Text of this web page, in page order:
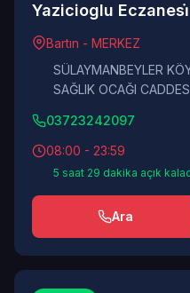
Yazicioglu Eczanesi̇
Bartın - MERKEZ
SÜLAYMANBEYLER
SAĞLIK OCAĞI
03723242097
08:00 - 23:59
5 saat 29 dakika açık
Ara